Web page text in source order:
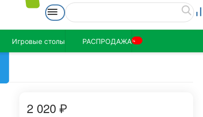
Игровые столы РАСПРОДАЖА%
2 020₽